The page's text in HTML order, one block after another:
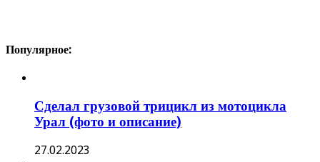
Популярное:
Сделал грузовой трицикл из мотоцикла
Урал (фото и описание)
27.02.2023